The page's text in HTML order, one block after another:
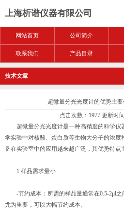
上海析谱仪器有限公司
网站首页 公司简介
联系我们 产品目录
技术文章
超微量分光光度计的优势主要
点击次数：1977 更新时
超微量分光光度计是一种高精度的科学仪
学实验中对核酸、蛋白质等生物大分子的浓
备在实验室中的应用越来越广泛，其优势特点
1.样品需求量小
-节约成本：所需的样品量通常在0.5-2μl之
尤为重要，可以大幅节约成本。